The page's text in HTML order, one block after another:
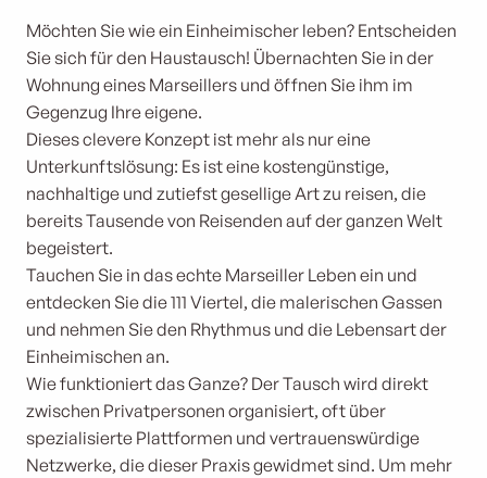
Möchten Sie wie ein Einheimischer leben? Entscheiden
Sie sich für den Haustausch! Übernachten Sie in der
Wohnung eines Marseillers und öffnen Sie ihm im
Gegenzug Ihre eigene.
Dieses clevere Konzept ist mehr als nur eine
Unterkunftslösung: Es ist eine kostengünstige,
nachhaltige und zutiefst gesellige Art zu reisen, die
bereits Tausende von Reisenden auf der ganzen Welt
begeistert.
Tauchen Sie in das echte Marseiller Leben ein und
entdecken Sie die 111 Viertel, die malerischen Gassen
und nehmen Sie den Rhythmus und die Lebensart der
Einheimischen an.
Wie funktioniert das Ganze? Der Tausch wird direkt
zwischen Privatpersonen organisiert, oft über
spezialisierte Plattformen und vertrauenswürdige
Netzwerke, die dieser Praxis gewidmet sind. Um mehr